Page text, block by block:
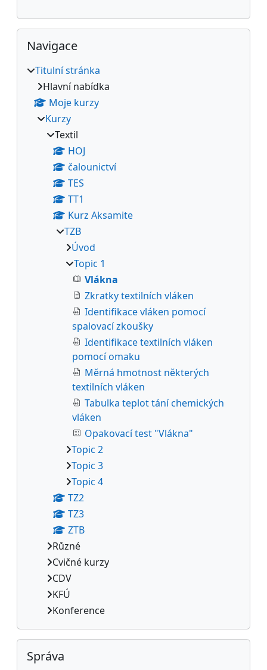
Přeskočit: Navigace
Navigace
Titulní stránka
Hlavní nabídka
Moje kurzy
Kurzy
Textil
HOJ
čalounictví
TES
TT1
Kurz Aksamite
TZB
Úvod
Topic 1
Vlákna
Zkratky textilních vláken
Identifikace vláken pomocí
spalovací zkoušky
Identifikace textilních vláken
pomocí omaku
Měrná hmotnost některých
textilních vláken
Tabulka teplot tání chemických
vláken
Opakovací test "Vlákna"
Topic 2
Topic 3
Topic 4
TZ2
TZ3
ZTB
Různé
Cvičné kurzy
CDV
KFÚ
Konference
Přeskočit: Správa
Správa